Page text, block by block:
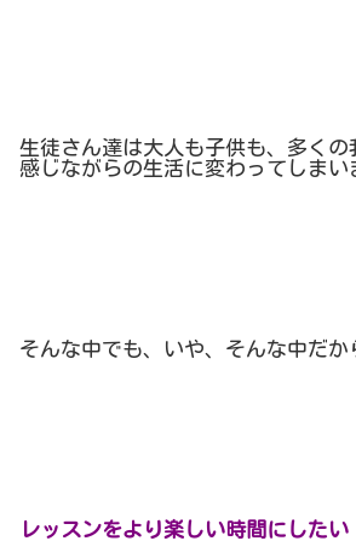
生徒さん達は大人も子供も、多くの
感じながらの生活に変わってしまい
そんな中でも、いや、そんな中だか
レッスンをより楽しい時間にしたい